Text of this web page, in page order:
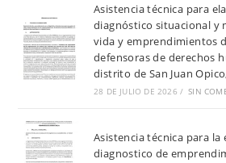
Asistencia técnica para
diagnóstico situacional y
vida y emprendimientos
defensoras de derechos
distrito de San Juan
28 DE JULIO DE 2026 / SIN
Asistencia técnica para la
diagnostico de